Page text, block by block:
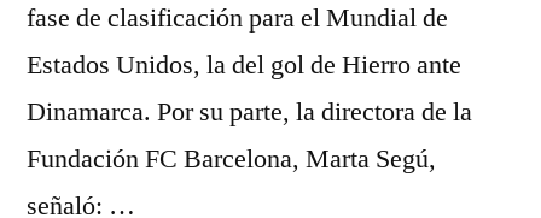
fase de clasificación para el Mundial de
Estados Unidos, la del gol de Hierro ante
Dinamarca. Por su parte, la directora de la
Fundación FC Barcelona, Marta Segú,
señaló: …